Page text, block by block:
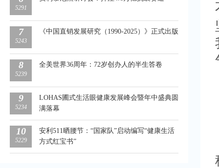
5291
7
5243
《中国直销发展研究（1990-2025）》正式出版
8
5239
全美世界36周年：72岁创办人的半生答卷
9
5234
LOHAS圃式生活眼健康发展峰会暨年中盛典圆
满落幕
10
5229
安利511晒腰节：“国家队”启动编写“健康生活
方式红宝书”